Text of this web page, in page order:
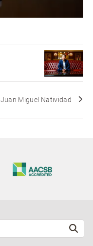
Juan Miguel Natividad